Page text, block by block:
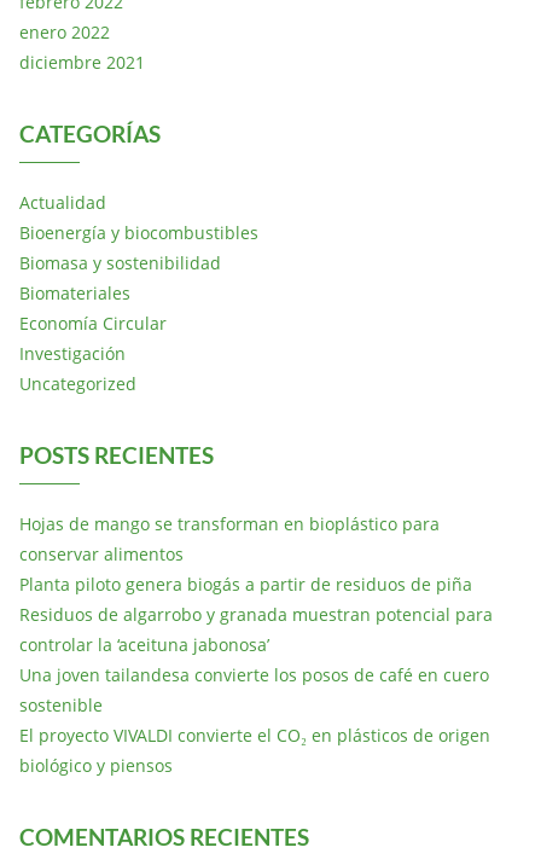
enero 2022
diciembre 2021
CATEGORÍAS
Actualidad
Bioenergía y biocombustibles
Biomasa y sostenibilidad
Biomateriales
Economía Circular
Investigación
Uncategorized
POSTS RECIENTES
Hojas de mango se transforman en bioplástico para
conservar alimentos
Planta piloto genera biogás a partir de residuos de piña
Residuos de algarrobo y granada muestran potencial para
controlar la ‘aceituna jabonosa’
Una joven tailandesa convierte los posos de café en cuero
sostenible
El proyecto VIVALDI convierte el CO₂ en plásticos de origen
biológico y piensos
COMENTARIOS RECIENTES